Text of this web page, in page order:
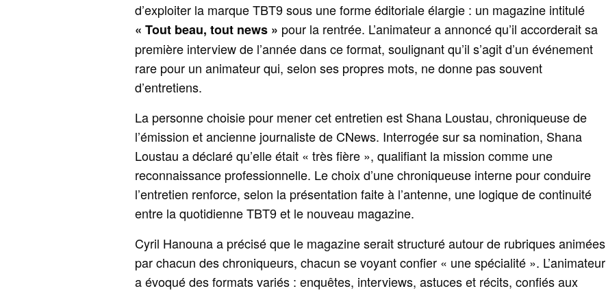
d’exploiter la marque TBT9 sous une forme éditoriale élargie : un magazine intitulé
« Tout beau, tout news » pour la rentrée. L’animateur a annoncé qu’il accorderait sa
première interview de l’année dans ce format, soulignant qu’il s’agit d’un événement
rare pour un animateur qui, selon ses propres mots, ne donne pas souvent
d’entretiens.
La personne choisie pour mener cet entretien est Shana Loustau, chroniqueuse de
l’émission et ancienne journaliste de CNews. Interrogée sur sa nomination, Shana
Loustau a déclaré qu’elle était « très fière », qualifiant la mission comme une
reconnaissance professionnelle. Le choix d’une chroniqueuse interne pour conduire
l’entretien renforce, selon la présentation faite à l’antenne, une logique de continuité
entre la quotidienne TBT9 et le nouveau magazine.
Cyril Hanouna a précisé que le magazine serait structuré autour de rubriques animées
par chacun des chroniqueurs, chacun se voyant confier « une spécialité ». L’animateur
a évoqué des formats variés : enquêtes, interviews, astuces et récits, confiés aux